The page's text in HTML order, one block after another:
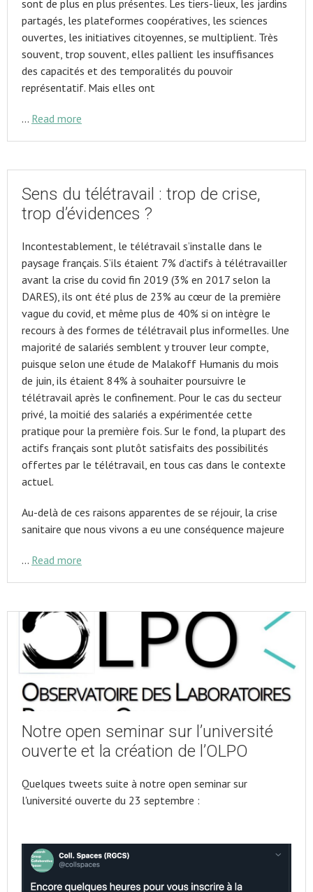
sont de plus en plus présentes. Les tiers-lieux, les jardins
partagés, les plateformes coopératives, les sciences
ouvertes, les initiatives citoyennes, se multiplient. Très
souvent, trop souvent, elles pallient les insuffisances
des capacités et des temporalités du pouvoir
représentatif. Mais elles ont
… Read more
Sens du télétravail : trop de crise,
trop d’évidences ?
Incontestablement, le télétravail s’installe dans le
paysage français. S’ils étaient 7% d’actifs à télétravailler
avant la crise du covid fin 2019 (3% en 2017 selon la
DARES), ils ont été plus de 23% au cœur de la première
vague du covid, et même plus de 40% si on intègre le
recours à des formes de télétravail plus informelles. Une
majorité de salariés semblent y trouver leur compte,
puisque selon une étude de Malakoff Humanis du mois
de juin, ils étaient 84% à souhaiter poursuivre le
télétravail après le confinement. Pour le cas du secteur
privé, la moitié des salariés a expérimentée cette
pratique pour la première fois. Sur le fond, la plupart des
actifs français sont plutôt satisfaits des possibilités
offertes par le télétravail, en tous cas dans le contexte
actuel.
Au-delà de ces raisons apparentes de se réjouir, la crise
sanitaire que nous vivons a eu une conséquence majeure
… Read more
Notre open seminar sur l’université
ouverte et la création de l’OLPO
Quelques tweets suite à notre open seminar sur
l'université ouverte du 23 septembre :